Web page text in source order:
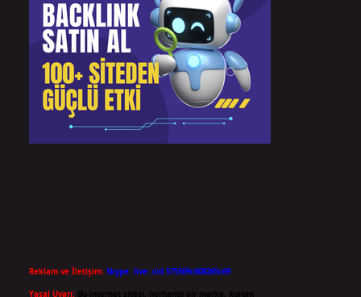
Reklam ve İletişim: Skype: live:.cid.575569c608265c69
Yasal Uyarı: Bu internet sitesi, herhangi bir marka, kurum